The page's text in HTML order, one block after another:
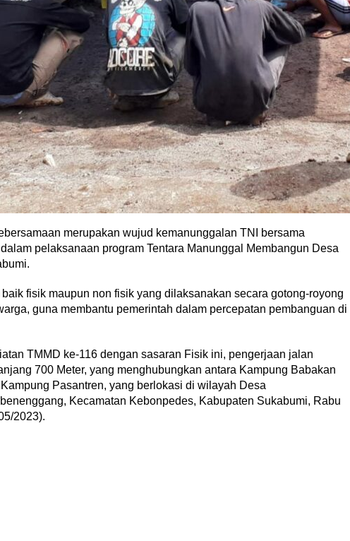
merupakan wujud kemanunggalan TNI bersama
pelaksanaan program Tentara Manunggal Membangun Desa
fisik maupun non fisik yang dilaksanakan secara gotong-royong
guna membantu pemerintah dalam percepatan pembanguan di
TMMD ke-116 dengan sasaran Fisik ini, pengerjaan jalan
700 Meter, yang menghubungkan antara Kampung Babakan
Pasantren, yang berlokasi di wilayah Desa
Kecamatan Kebonpedes, Kabupaten Sukabumi, Rabu
2023).